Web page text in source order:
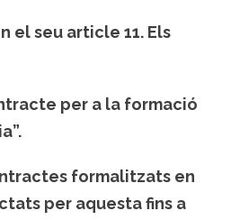
el seu article 11. Els
per a la formació
formalitzats en
per aquesta fins a